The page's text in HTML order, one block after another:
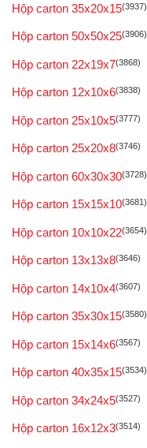
Hộp carton 35x20x15(3937)
Hộp carton 50x50x25(3906)
Hộp carton 22x19x7(3868)
Hộp carton 12x10x6(3838)
Hộp carton 25x10x5(3777)
Hộp carton 25x20x8(3746)
Hộp carton 60x30x30(3728)
Hộp carton 15x15x10(3681)
Hộp carton 10x10x22(3654)
Hộp carton 13x13x8(3646)
Hộp carton 14x10x4(3607)
Hộp carton 35x30x15(3580)
Hộp carton 15x14x6(3567)
Hộp carton 40x35x15(3534)
Hộp carton 34x24x5(3527)
Hộp carton 16x12x3(3514)